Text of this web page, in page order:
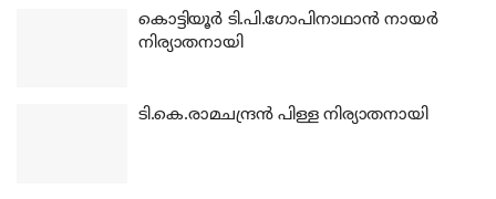
കൊട്ടിയൂര്‍ ടി.പി.ഗോപിനാഥാന്‍ നായര്‍
നിര്യാതനായി
ടി.കെ.രാമചന്ദ്രന്‍ പിള്ള നിര്യാതനായി